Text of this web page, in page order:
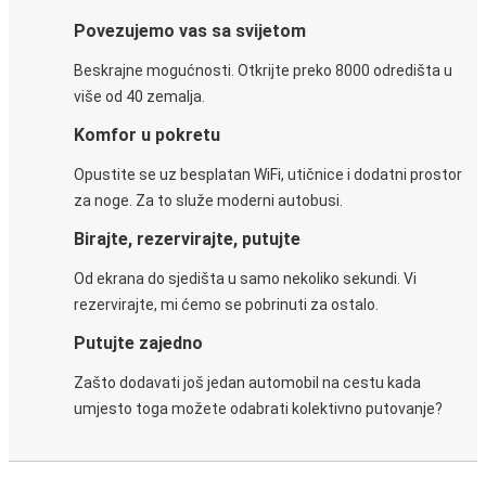
Povezujemo vas sa svijetom
Beskrajne mogućnosti. Otkrijte preko 8000 odredišta u
više od 40 zemalja.
Komfor u pokretu
Opustite se uz besplatan WiFi, utičnice i dodatni prostor
za noge. Za to služe moderni autobusi.
Birajte, rezervirajte, putujte
Od ekrana do sjedišta u samo nekoliko sekundi. Vi
rezervirajte, mi ćemo se pobrinuti za ostalo.
Putujte zajedno
Zašto dodavati još jedan automobil na cestu kada
umjesto toga možete odabrati kolektivno putovanje?